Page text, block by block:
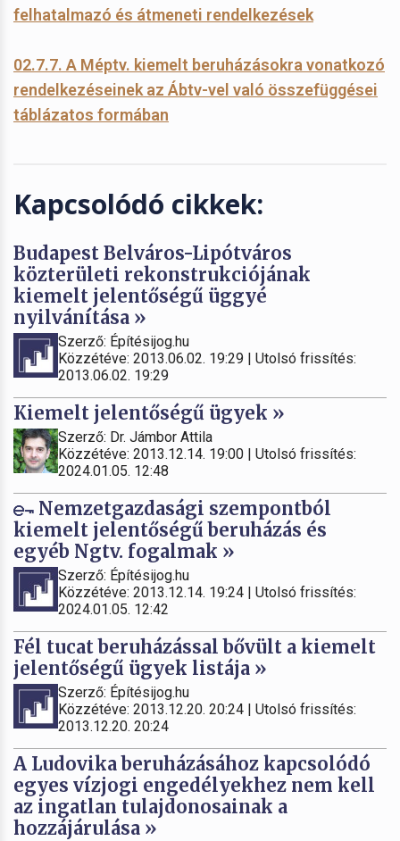
felhatalmazó és átmeneti rendelkezések
02.7.7. A Méptv. kiemelt beruházásokra vonatkozó
rendelkezéseinek az Ábtv-vel való összefüggései
táblázatos formában
Kapcsolódó cikkek:
Budapest Belváros-Lipótváros
közterületi rekonstrukciójának
kiemelt jelentőségű üggyé
nyilvánítása »
Szerző: Építésijog.hu
Közzétéve: 2013.06.02. 19:29 | Utolsó frissítés:
2013.06.02. 19:29
Kiemelt jelentőségű ügyek »
Szerző: Dr. Jámbor Attila
Közzétéve: 2013.12.14. 19:00 | Utolsó frissítés:
2024.01.05. 12:48
Nemzetgazdasági szempontból
kiemelt jelentőségű beruházás és
egyéb Ngtv. fogalmak »
Szerző: Építésijog.hu
Közzétéve: 2013.12.14. 19:24 | Utolsó frissítés:
2024.01.05. 12:42
Fél tucat beruházással bővült a kiemelt
jelentőségű ügyek listája »
Szerző: Építésijog.hu
Közzétéve: 2013.12.20. 20:24 | Utolsó frissítés:
2013.12.20. 20:24
A Ludovika beruházásához kapcsolódó
egyes vízjogi engedélyekhez nem kell
az ingatlan tulajdonosainak a
hozzájárulása »